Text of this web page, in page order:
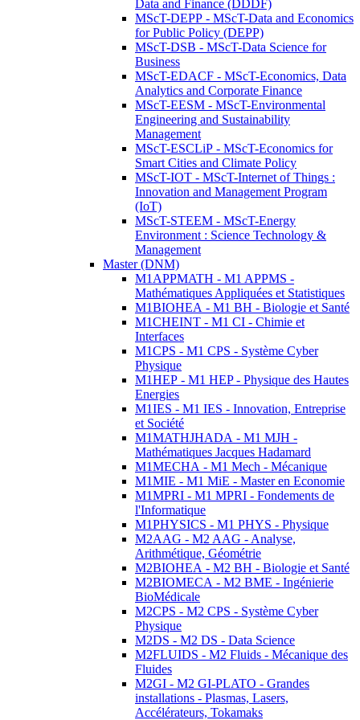
Data and Finance (DDDF)
MScT-DEPP - MScT-Data and Economics
for Public Policy (DEPP)
MScT-DSB - MScT-Data Science for
Business
MScT-EDACF - MScT-Economics, Data
Analytics and Corporate Finance
MScT-EESM - MScT-Environmental
Engineering and Sustainability
Management
MScT-ESCLiP - MScT-Economics for
Smart Cities and Climate Policy
MScT-IOT - MScT-Internet of Things :
Innovation and Management Program
(IoT)
MScT-STEEM - MScT-Energy
Environment : Science Technology &
Management
Master (DNM)
M1APPMATH - M1 APPMS -
Mathématiques Appliquées et Statistiques
M1BIOHEA - M1 BH - Biologie et Santé
M1CHEINT - M1 CI - Chimie et
Interfaces
M1CPS - M1 CPS - Système Cyber
Physique
M1HEP - M1 HEP - Physique des Hautes
Energies
M1IES - M1 IES - Innovation, Entreprise
et Société
M1MATHJHADA - M1 MJH -
Mathématiques Jacques Hadamard
M1MECHA - M1 Mech - Mécanique
M1MIE - M1 MiE - Master en Economie
M1MPRI - M1 MPRI - Fondements de
l'Informatique
M1PHYSICS - M1 PHYS - Physique
M2AAG - M2 AAG - Analyse,
Arithmétique, Géométrie
M2BIOHEA - M2 BH - Biologie et Santé
M2BIOMECA - M2 BME - Ingénierie
BioMédicale
M2CPS - M2 CPS - Système Cyber
Physique
M2DS - M2 DS - Data Science
M2FLUIDS - M2 Fluids - Mécanique des
Fluides
M2GI - M2 GI-PLATO - Grandes
installations - Plasmas, Lasers,
Accélérateurs, Tokamaks